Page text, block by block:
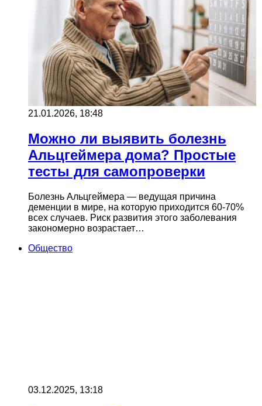
21.01.2026, 18:48
Можно ли выявить болезнь
Альцгеймера дома? Простые
тесты для самопроверки
Болезнь Альцгеймера — ведущая причина
деменции в мире, на которую приходится 60-70%
всех случаев. Риск развития этого заболевания
закономерно возрастает…
Общество
03.12.2025, 13:18